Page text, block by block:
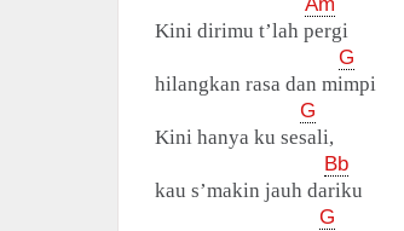
Kini dirimu t’lah pergi
G
hilangkan rasa dan mimpi
G
Kini hanya ku sesali,
Bb
kau s’makin jauh dariku
G